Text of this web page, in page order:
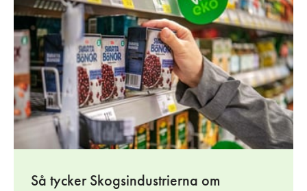
Så tycker Skogsindustrierna om